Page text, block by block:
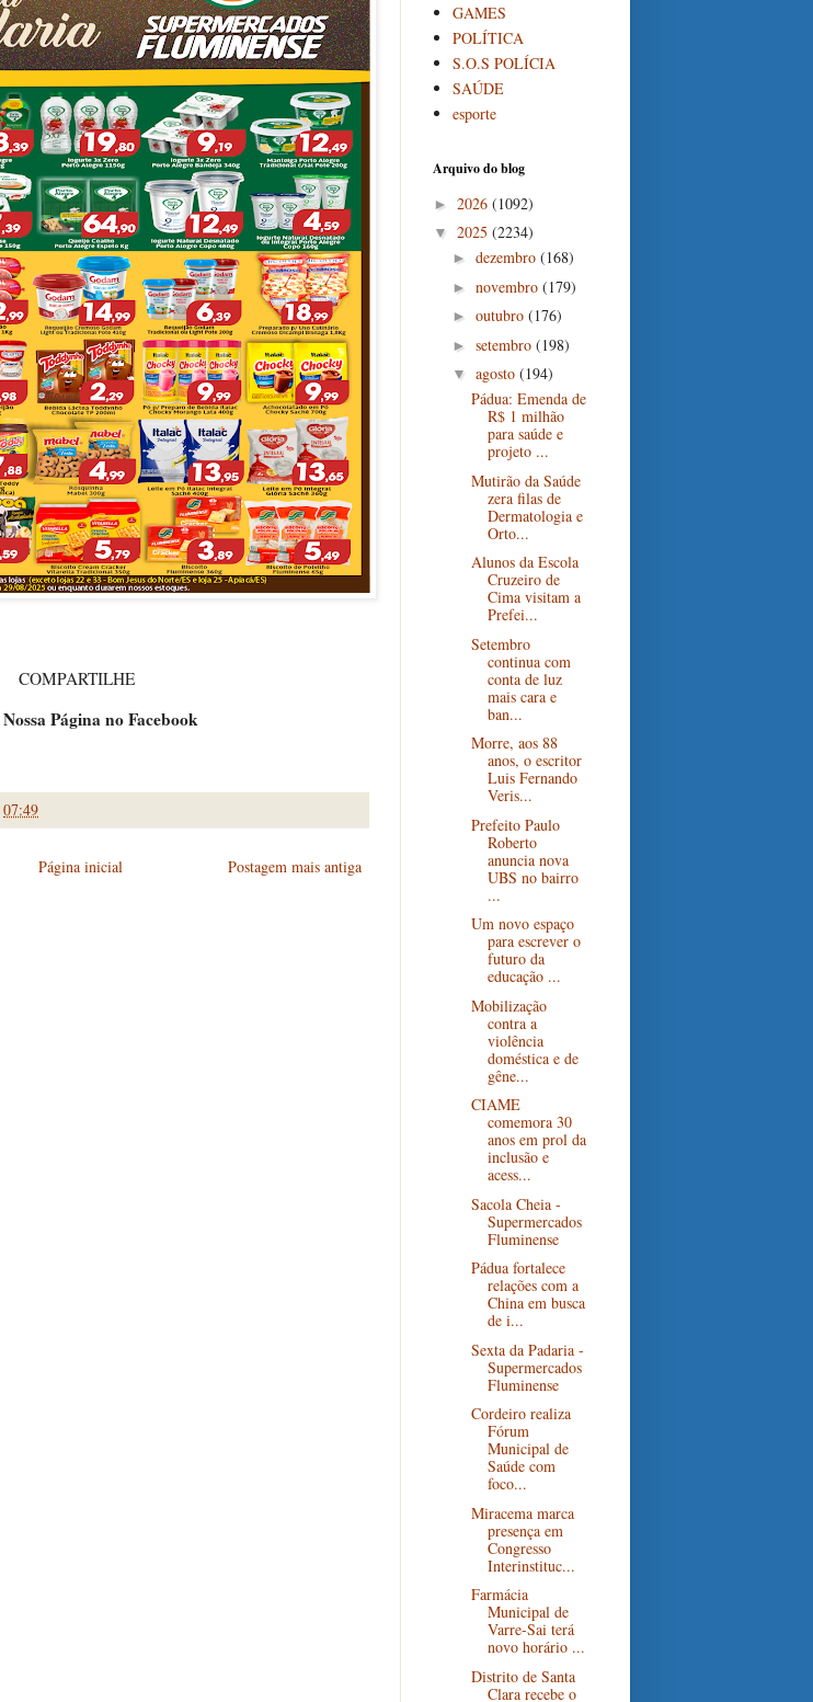
COMPARTILHE
Página no Facebook
07:49
Postagem mais antiga
Página inicial
GAMES
POLÍTICA
S.O.S POLÍCIA
SAÚDE
esporte
Arquivo do blog
► 2026 (1092)
▼ 2025 (2234)
► dezembro (168)
► novembro (179)
► outubro (176)
► setembro (198)
▼ agosto (194)
Pádua: Emenda de
R$ 1 milhão
para saúde e
projeto ...
Mutirão da Saúde
zera filas de
Dermatologia e
Orto...
Alunos da Escola
Cruzeiro de
Cima visitam a
Prefei...
Setembro
continua com
conta de luz
mais cara e
ban...
Morre, aos 88
anos, o escritor
Luis Fernando
Veris...
Prefeito Paulo
Roberto
anuncia nova
UBS no bairro
...
Um novo espaço
para escrever o
futuro da
educação ...
Mobilização
contra a
violência
doméstica e de
gêne...
CIAME
comemora 30
anos em prol da
inclusão e
acess...
Sacola Cheia -
Supermercados
Fluminense
Pádua fortalece
relações com a
China em busca
de i...
Sexta da Padaria -
Supermercados
Fluminense
Cordeiro realiza
Fórum
Municipal de
Saúde com
foco...
Miracema marca
presença em
Congresso
Interinstituc...
Farmácia
Municipal de
Varre-Sai terá
novo horário ...
Distrito de Santa
Clara recebe o